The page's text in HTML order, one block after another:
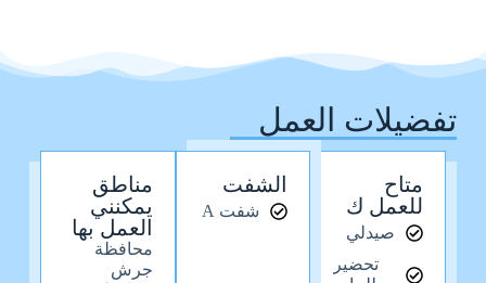
تفضيلات العمل
متاح
للعمل ك
صيدلي
تحضير
الشفت
شفت A
مناطق
يمكنني
العمل بها
محافظة
جرش